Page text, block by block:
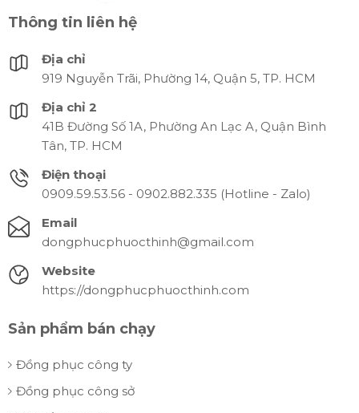
nên vẻ ngoài khỏe khoắn, thời trang và chuyên nghiệp
nhất này không chỉ giúp xây dựng sự tự tin cho nhân
viên mà còn góp phần tạo nên hình ảnh chuyên
nghiệp cho công ty.
Thông tin liên hệ
Địa chỉ
919 Nguyễn Trãi, Phường 14, Quận 5, TP. HCM
Địa chỉ 2
41B Đường Số 1A, Phường An Lạc A, Quận Bình
Tân, TP. HCM
Điện thoại
0909.59.53.56 - 0902.882.335 (Hotline - Zalo)
Email
dongphucphuocthinh@gmail.com
Website
https://dongphucphuocthinh.com
Sản phẩm bán chạy
Đồng phục công ty
Đồng phục công sở